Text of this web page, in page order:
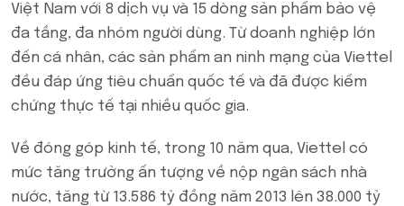
Việt Nam với 8 dịch vụ và 15 dòng sản phẩm bảo vệ
đa tầng, đa nhóm người dùng. Từ doanh nghiệp lớn
đến cá nhân, các sản phẩm an ninh mạng của Viettel
đều đáp ứng tiêu chuẩn quốc tế và đã được kiểm
chứng thực tế tại nhiều quốc gia.
Về đóng góp kinh tế, trong 10 năm qua, Viettel có
mức tăng trưởng ấn tượng về nộp ngân sách nhà
nước, tăng từ 13.586 tỷ đồng năm 2013 lên 38.000 tỷ